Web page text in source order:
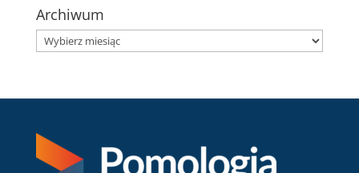
Archiwum
Archiwum